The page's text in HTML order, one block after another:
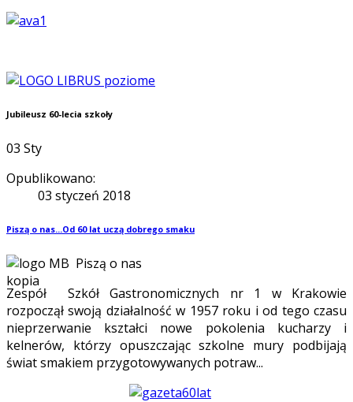
Jubileusz 60-lecia szkoły
03 Sty
Opublikowano:
03 styczeń 2018
Piszą o nas...Od 60 lat uczą dobrego smaku
Piszą o nas
Zespół Szkół Gastronomicznych nr 1 w Krakowie
rozpoczął swoją działalność w 1957 roku i od tego czasu
nieprzerwanie kształci nowe pokolenia kucharzy i
kelnerów, którzy opuszczając szkolne mury podbijają
świat smakiem przygotowywanych potraw...